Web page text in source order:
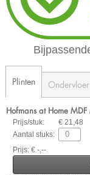
Plinten Ondervloer
Hofmans at Home
Prijs/stuk:
€ 21,48
Aantal stuks:
Prijs: € -,--